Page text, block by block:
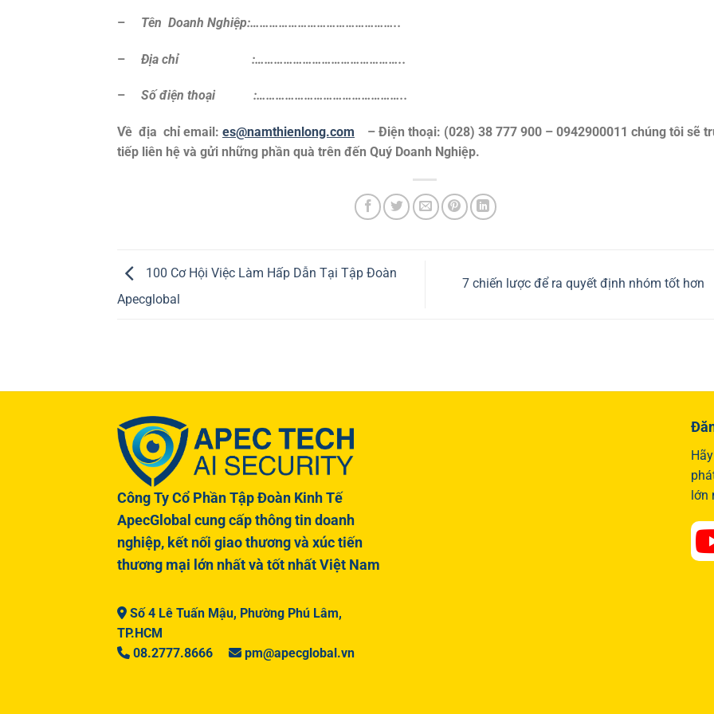
– Tên Doanh Nghiệp:………………………………………..
– Địa chỉ :………………………………………..
– Số điện thoại :………………………………………..
Về địa chỉ email: es@namthienlong.com – Điện thoại: (028) 38 777 900 – 0942900011 chúng tôi sẽ
tiếp liên hệ và gửi những phần quà trên đến Quý Doanh Nghiệp.
100 Cơ Hội Việc Làm Hấp Dẫn Tại Tập Đoàn
Apecglobal
7 chiến lược để ra quyết định nhóm tốt hơn
Công Ty Cổ Phần Tập Đoàn Kinh Tế
ApecGlobal cung cấp thông tin doanh
nghiệp, kết nối giao thương và xúc tiến
thương mại lớn nhất và tốt nhất Việt Nam
Số 4 Lê Tuấn Mậu, Phường Phú Lâm,
TP.HCM
08.2777.8666
pm@apecglobal.vn
lớn